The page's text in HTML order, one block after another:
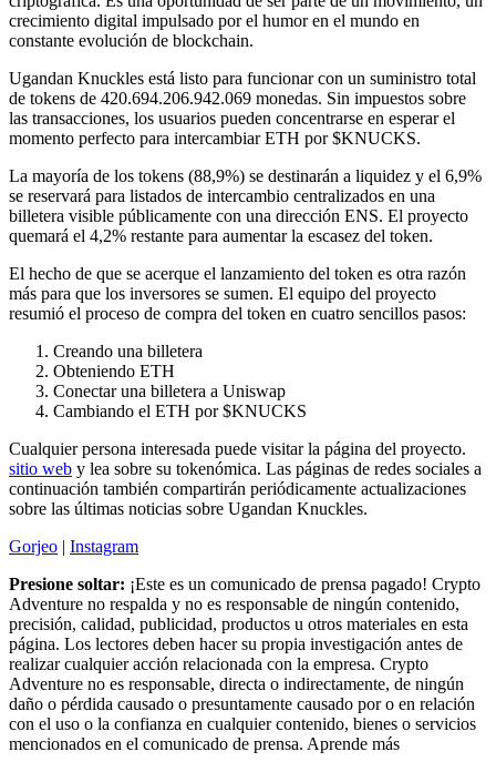
crecimiento digital impulsado por el humor en el mundo en
constante evolución de blockchain.
Ugandan Knuckles está listo para funcionar con un suministro total
de tokens de 420.694.206.942.069 monedas. Sin impuestos sobre
las transacciones, los usuarios pueden concentrarse en esperar el
momento perfecto para intercambiar ETH por $KNUCKS.
La mayoría de los tokens (88,9%) se destinarán a liquidez y el 6,9%
se reservará para listados de intercambio centralizados en una
billetera visible públicamente con una dirección ENS. El proyecto
quemará el 4,2% restante para aumentar la escasez del token.
El hecho de que se acerque el lanzamiento del token es otra razón
más para que los inversores se sumen. El equipo del proyecto
resumió el proceso de compra del token en cuatro sencillos pasos:
Creando una billetera
Obteniendo ETH
Conectar una billetera a Uniswap
Cambiando el ETH por $KNUCKS
Cualquier persona interesada puede visitar la página del proyecto.
sitio web y lea sobre su tokenómica. Las páginas de redes sociales a
continuación también compartirán periódicamente actualizaciones
sobre las últimas noticias sobre Ugandan Knuckles.
Gorjeo | Instagram
Presione soltar: ¡Este es un comunicado de prensa pagado! Crypto
Adventure no respalda y no es responsable de ningún contenido,
precisión, calidad, publicidad, productos u otros materiales en esta
página. Los lectores deben hacer su propia investigación antes de
realizar cualquier acción relacionada con la empresa. Crypto
Adventure no es responsable, directa o indirectamente, de ningún
daño o pérdida causado o presuntamente causado por o en relación
con el uso o la confianza en cualquier contenido, bienes o servicios
mencionados en el comunicado de prensa. Aprende más